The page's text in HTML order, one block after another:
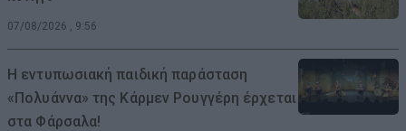
07/08/2026 , 9:56
Η εντυπωσιακή παιδική παράσταση
«Πολυάννα» της Κάρμεν Ρουγγέρη έρχεται
στα Φάρσαλα!